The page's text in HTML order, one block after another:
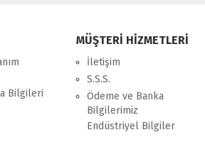
Bilgileri
MÜŞTERİ HİZMETLERİ
İletişim
S.S.S.
Ödeme ve Banka
Bilgilerimiz
Endüstriyel Bilgiler